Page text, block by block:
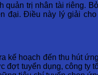
trị nhân tài riêng.
đại. Điều này lý giải
hoạch đến thu hút
tuyển dụng, công